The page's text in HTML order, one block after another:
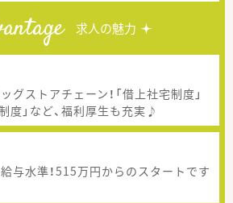
求人の魅力
グストアチェーン！「借上社宅制度」
度」など、福利厚生も充実♪
与水準！515万円からのスタートです